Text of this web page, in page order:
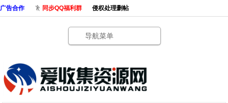
广告合作 同步QQ福利群 侵权处理删帖
导航菜单